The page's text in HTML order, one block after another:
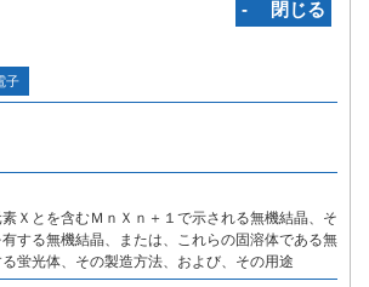
‐ 閉じる
子
Ｘとを含むＭｎＸｎ＋１で示される無機結晶、そ
する無機結晶、または、これらの固溶体である無
蛍光体、その製造方法、および、その用途